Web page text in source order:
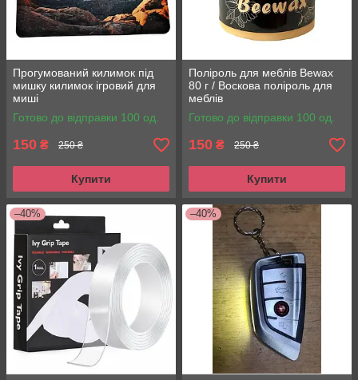
Прогумований килимок під
мишку килимок ігровий для
миші
Готово до відправки 100 од.
150 ₴ 250 ₴
Купити
Поліроль для меблів Bewax
80 г / Воскова поліроль для
меблів
Готово до відправки 100 од.
150 ₴ 250 ₴
Купити
–40% –40%